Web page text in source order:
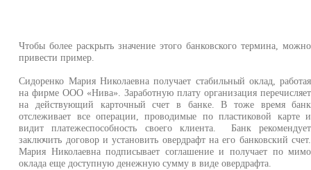
Чтобы более раскрыть значение этого банковского термина, можно
привести пример.
Сидоренко Мария Николаевна получает стабильный оклад, работая
на фирме ООО «Нива». Заработную плату организация перечисляет
на действующий карточный счет в банке. В тоже время банк
отслеживает все операции, проводимые по пластиковой карте и
видит платежеспособность своего клиента. Банк рекомендует
заключить договор и установить овердрафт на его банковский счет.
Мария Николаевна подписывает соглашение и получает по мимо
оклада еще доступную денежную сумму в виде овердрафта.